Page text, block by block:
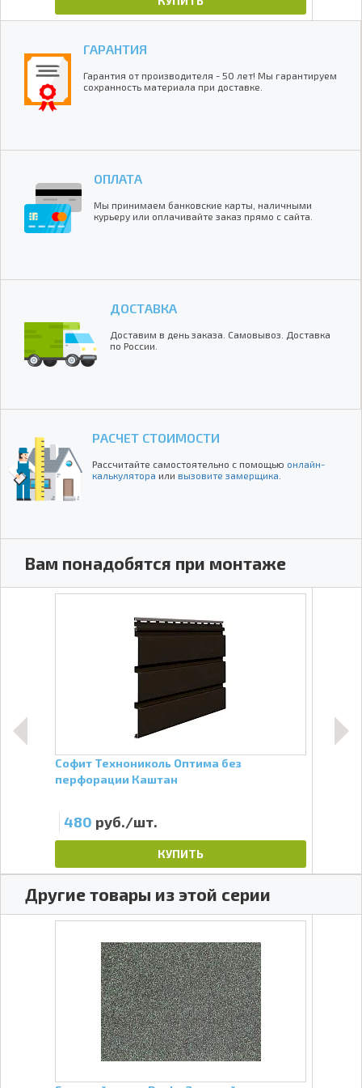
ГАРАНТИЯ
Гарантия от производителя - 50 лет! Мы гарантируем
сохранность материала при доставке.
ОПЛАТА
Мы принимаем банковские карты, наличными
курьеру или оплачивайте заказ прямо с сайта.
ДОСТАВКА
Доставим в день заказа. Самовывоз. Доставка
по России.
РАСЧЕТ СТОИМОСТИ
Рассчитайте самостоятельно с помощью онлайн-
калькулятора или вызовите замерщика
Вам понадобятся при монтаже
Софит Технониколь Оптима без
перфорации Каштан
480 руб./шт.
КУПИТЬ
Другие товары из этой серии